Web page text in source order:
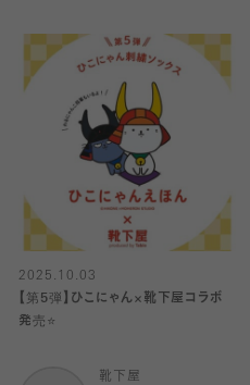
2025.10.03
【第5弾】ひこにゃん×靴下屋コラボ
発売⭐️
靴下屋